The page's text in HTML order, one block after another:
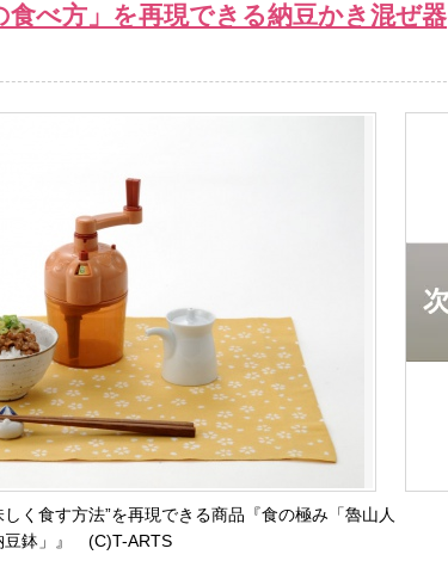
食べ方」を再現できる納豆かき混ぜ器
く食す方法”を再現できる商品『食の極み「魯山人
豆鉢」』 (C)T-ARTS